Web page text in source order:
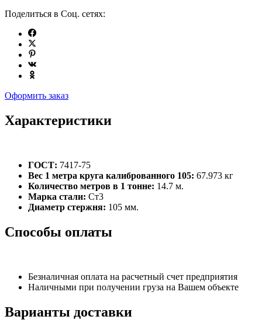
Поделиться в Соц. сетях:
Оформить заказ
Характеристики
ГОСТ: 7417-75
Вес 1 метра круга калиброванного 105: 67.973 кг
Количество метров в 1 тонне: 14.7 м.
Марка стали: Ст3
Диаметр стержня: 105 мм.
Способы оплаты
Безналичная оплата на расчетный счет предприятия
Наличными при получении груза на Вашем объекте
Варианты доставки